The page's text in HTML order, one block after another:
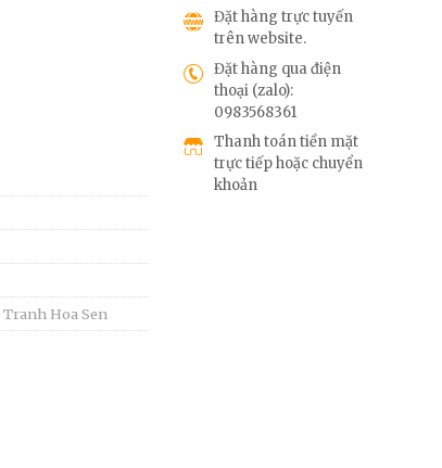
Tranh Hoa Sen
Đặt hàng trực tuyến
trên website.
Đặt hàng qua điện
thoại (zalo):
0983568361
Thanh toán tiền mặt
trực tiếp hoặc chuyển
khoản